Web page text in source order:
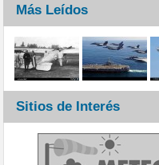
Más Leídos
Sitios de Interés